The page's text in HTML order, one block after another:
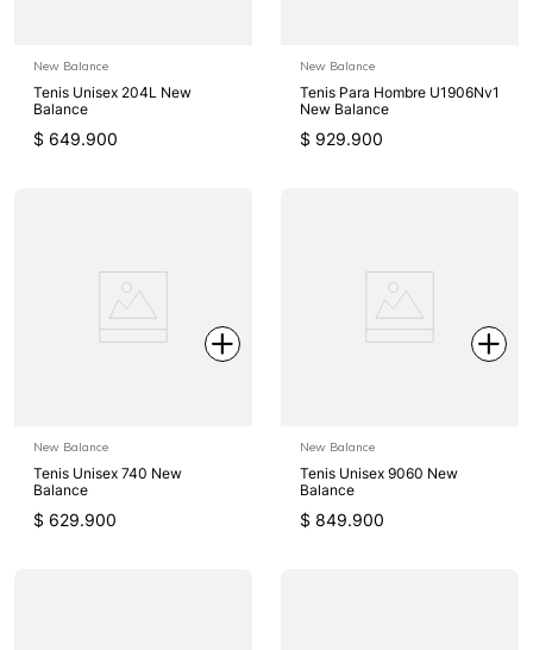
New Balance
Tenis Unisex 204L New
Balance
$ 649.900
New Balance
Tenis Para Hombre U1906Nv1
New Balance
$ 929.900
New Balance
Tenis Unisex 740 New
Balance
$ 629.900
New Balance
Tenis Unisex 9060 New
Balance
$ 849.900